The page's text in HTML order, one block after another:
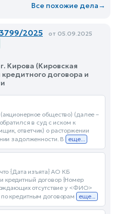
Все похожие дела→
2025 от 05.09.2025
Кирова (Кировская
договора и
общество) (далее –
в суд с иском к
ответчик) о расторжении
задолженности. В еще...
{Дата изъята} АО КБ
договор {Номер
отсутствие у <ФИО>
кредитным договорам
еще...